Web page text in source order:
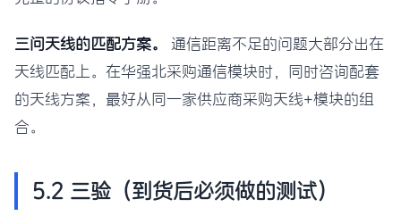
三问天线的匹配方案。
通信距离不足的问题大部分出在
天线匹配上。在华强北采购通信模块时，同时咨询配套
的天线方案，最好从同一家供应商采购天线+模块的组
合。
5.2 三验（到货后必须做的测试）